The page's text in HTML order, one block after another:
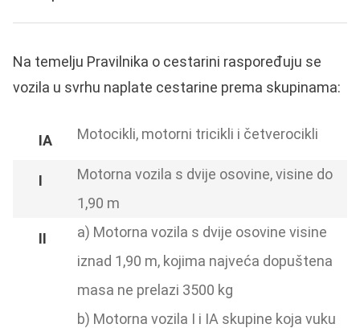
Na temelju Pravilnika o cestarini raspoređuju se
vozila u svrhu naplate cestarine prema skupinama:
Motocikli, motorni tricikli i četverocikli
Motorna vozila s dvije osovine, visine do
1,90 m
a) Motorna vozila s dvije osovine visine
iznad 1,90 m, kojima najveća dopuštena
masa ne prelazi 3500 kg
b) Motorna vozila I i IA skupine koja vuku